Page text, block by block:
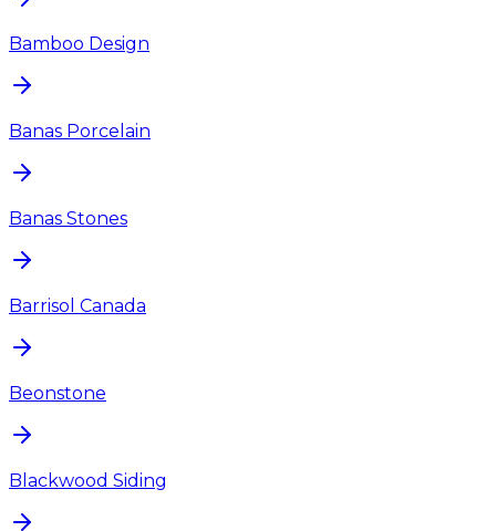
Bamboo Design
Banas Porcelain
Banas Stones
Barrisol Canada
Beonstone
Blackwood Siding